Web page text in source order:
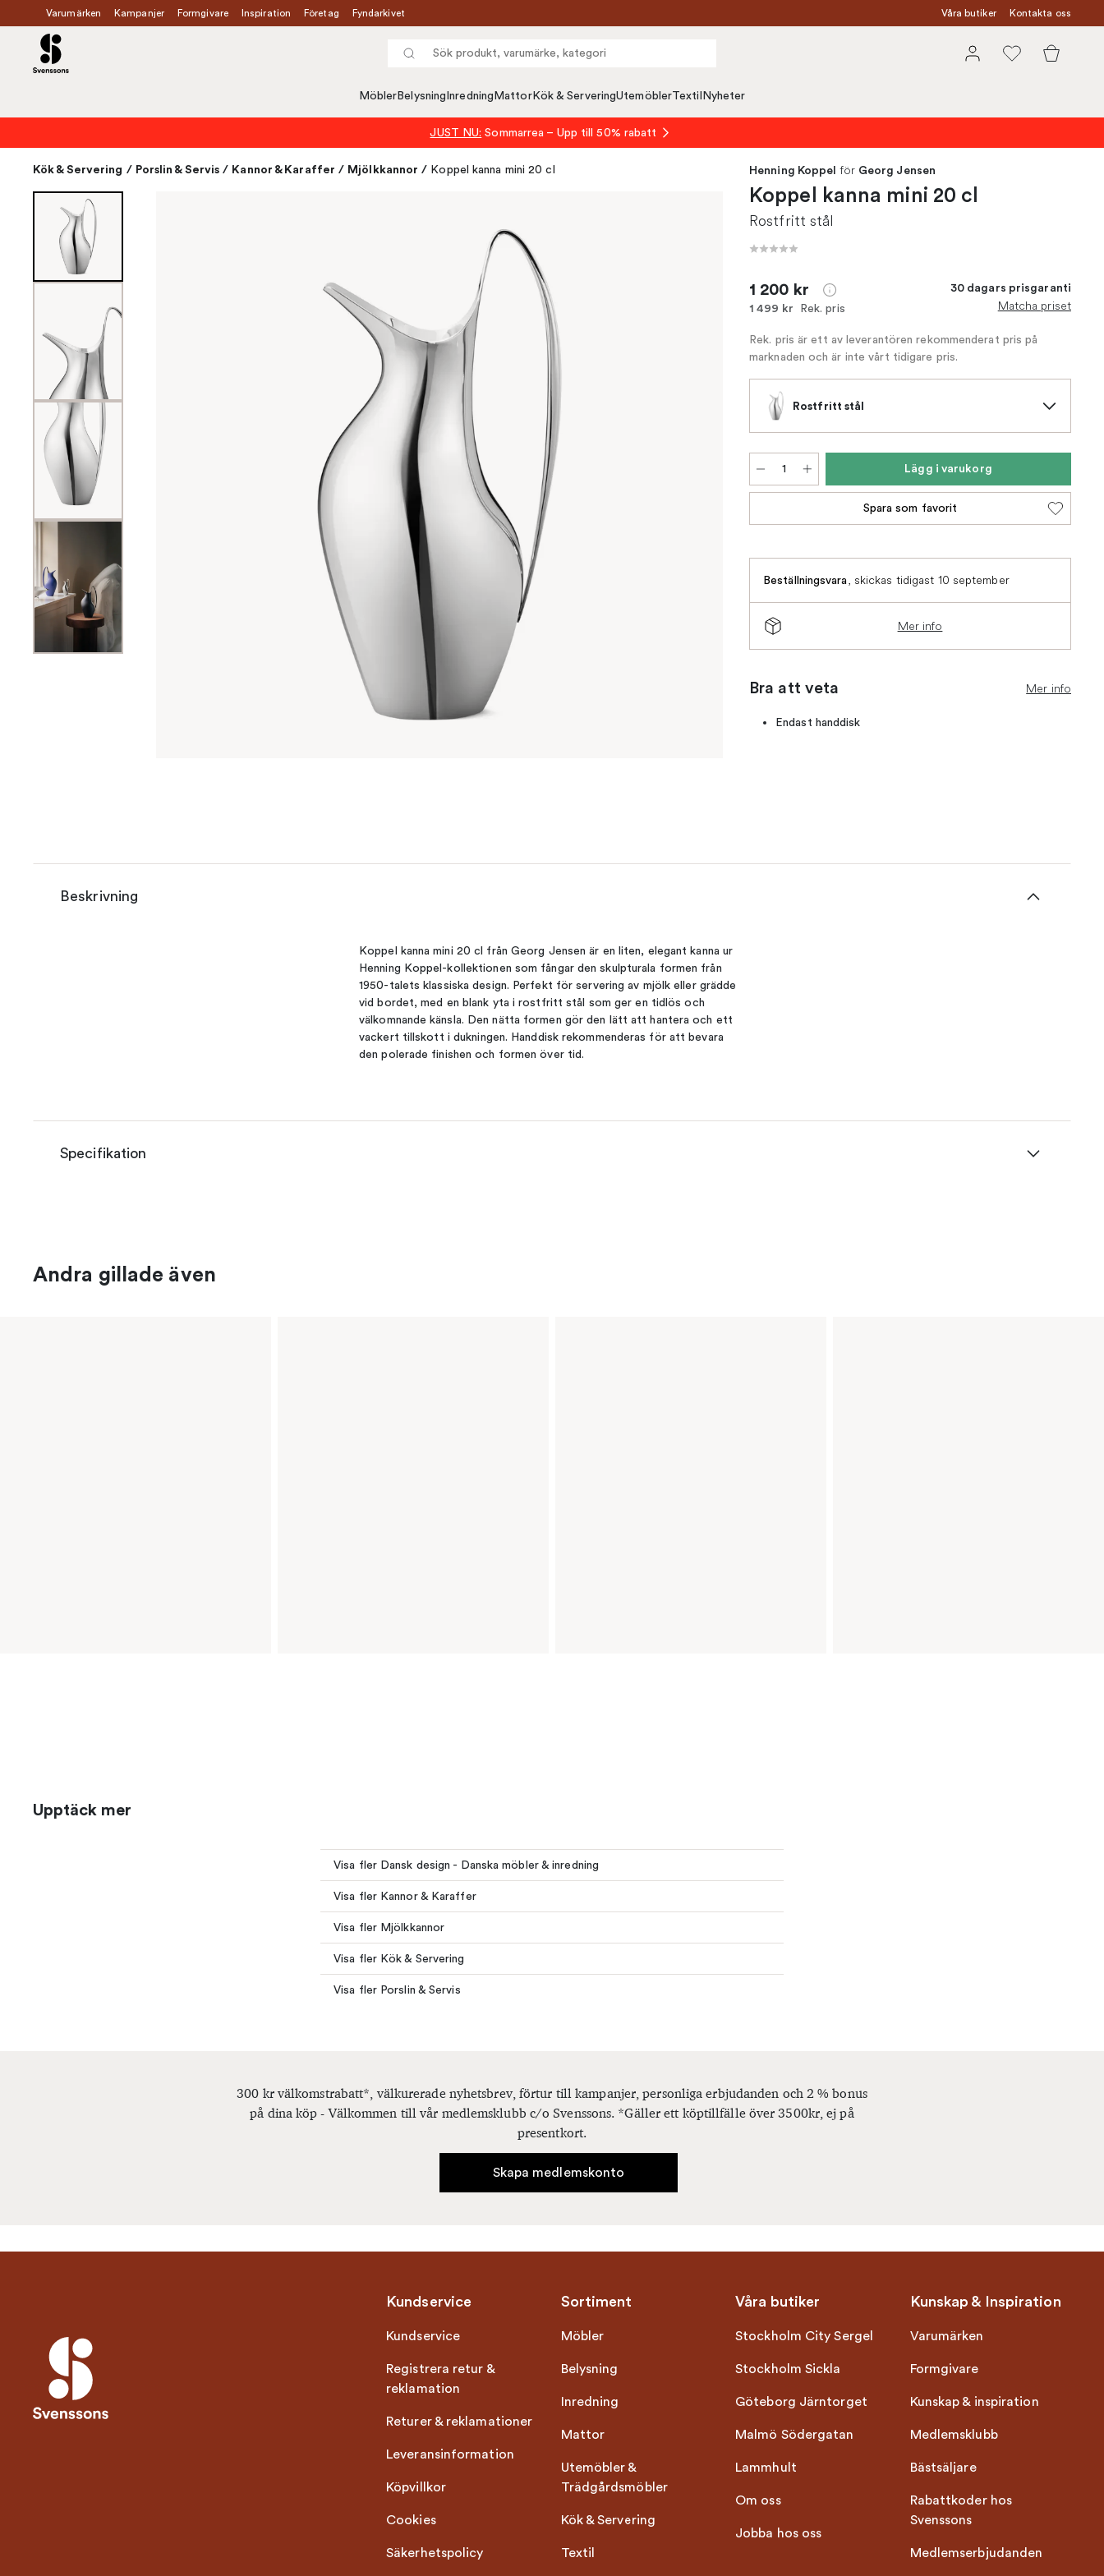
Varumärken Kampanjer Formgivare Inspiration Företag Fyndarkivet Våra butiker Kontakta oss
Möbler Belysning Inredning MattorKök & ServeringUtemöblerTextil Nyheter
JUST NU: Sommarrea – Upp till 50% rabatt
Kök & Servering / Porslin & Servis / Kannor & Karaffer / Mjölkkannor / Koppel kanna mini 20 cl Henning Koppel för Georg Jensen
Koppel kanna mini 20 cl
Rostfritt stål
1 200 kr
1 499 kr Rek. pris
30 dagars prisgaranti
Matcha priset
Rek. pris är ett av leverantören rekommenderat pris på
marknaden och är inte vårt tidigare pris.
Rostfritt stål
Lägg i varukorg
Spara som favorit
Beställningsvara, skickas tidigast 10 september
Mer info
Bra att veta Mer info
Endast handdisk
Beskrivning
Koppel kanna mini 20 cl från Georg Jensen är en liten, elegant kanna ur
Henning Koppel-kollektionen som fångar den skulpturala formen från
1950-talets klassiska design. Perfekt för servering av mjölk eller grädde
vid bordet, med en blank yta i rostfritt stål som ger en tidlös och
välkomnande känsla. Den nätta formen gör den lätt att hantera och ett
vackert tillskott i dukningen. Handdisk rekommenderas för att bevara
den polerade finishen och formen över tid.
Specifikation
Andra gillade även
Upptäck mer
Visa fler Dansk design - Danska möbler & inredning
Visa fler Kannor & Karaffer
Visa fler Mjölkkannor
Visa fler Kök & Servering
Visa fler Porslin & Servis
300 kr välkomstrabatt*, välkurerade nyhetsbrev, förtur till kampanjer, personliga erbjudanden och 2 % bonus
på dina köp - Välkommen till vår medlemsklubb c/o Svenssons. *Gäller ett köptillfälle över 3500kr, ej på
presentkort.
Skapa medlemskonto
Kundservice
Kundservice
Registrera retur &
reklamation
Returer & reklamationer
Leveransinformation
Köpvillkor
Cookies
Säkerhetspolicy
Sortiment
Möbler
Belysning
Inredning
Mattor
Utemöbler &
Trädgårdsmöbler
Kök & Servering
Textil
Våra butiker
Stockholm City Sergel
Stockholm Sickla
Göteborg Järntorget
Malmö Södergatan
Lammhult
Om oss
Jobba hos oss
Kunskap & Inspiration
Varumärken
Formgivare
Kunskap & inspiration
Medlemsklubb
Bästsäljare
Rabattkoder hos
Svenssons
Medlemserbjudanden